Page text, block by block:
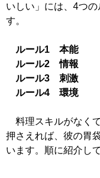
いしい」には、4つ
す。
ルール1 本能
ルール2 情報
ルール3 刺激
ルール4 環境
料理スキルがなく
押さえれば、彼の胃
います。順に紹介し